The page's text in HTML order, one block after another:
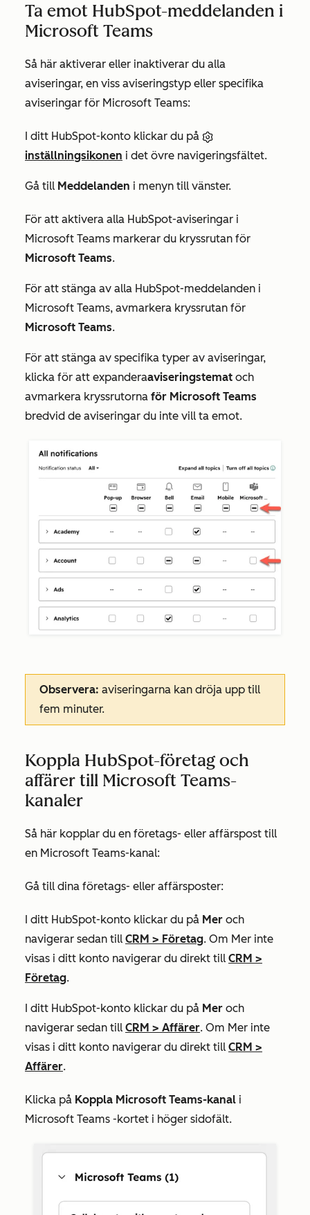
Ta emot HubSpot-meddelanden i
Microsoft Teams
Så här aktiverar eller inaktiverar du alla
aviseringar, en viss aviseringstyp eller specifika
aviseringar för Microsoft Teams:
I ditt HubSpot-konto klickar du på
inställningsikonen i det övre navigeringsfältet.
Gå till Meddelanden i menyn till vänster.
För att aktivera alla HubSpot-aviseringar i
Microsoft Teams markerar du kryssrutan för
Microsoft Teams.
För att stänga av alla HubSpot-meddelanden i
Microsoft Teams, avmarkera kryssrutan för
Microsoft Teams.
För att stänga av specifika typer av aviseringar,
klicka för att expanderaaviseringstemat och
avmarkera kryssrutorna för Microsoft Teams
bredvid de aviseringar du inte vill ta emot.
Observera: aviseringarna kan dröja upp till
fem minuter.
Koppla HubSpot-företag och
affärer till Microsoft Teams-
kanaler
Så här kopplar du en företags- eller affärspost till
en Microsoft Teams-kanal:
Gå till dina företags- eller affärsposter:
I ditt HubSpot-konto klickar du på Mer och
navigerar sedan till CRM > Företag. Om Mer inte
visas i ditt konto navigerar du direkt till CRM >
Företag.
I ditt HubSpot-konto klickar du på Mer och
navigerar sedan till CRM > Affärer. Om Mer inte
visas i ditt konto navigerar du direkt till CRM >
Affärer.
Klicka på Koppla Microsoft Teams-kanal i
Microsoft Teams -kortet i höger sidofält.